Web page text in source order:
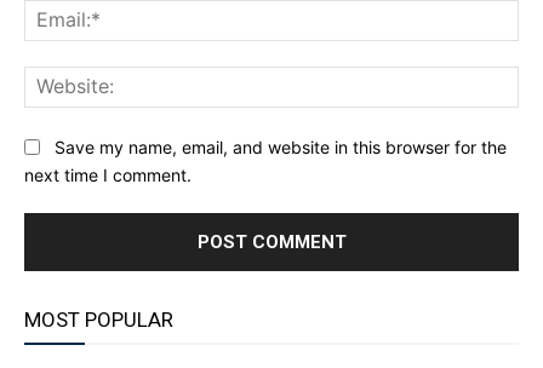
Save my name, email, and website in this browser for the
next time I comment.
MOST POPULAR